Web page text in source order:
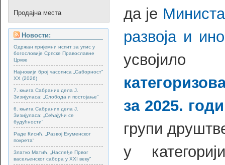
Продајна места
Новости:
Одржан пријемни испит за упис у
богословије Српске Православне
Цркве
Најновији број часописа „Саборност“
XX (2026)
7. књига Сабраних дела Ј.
Зизијуласа: „Слобода и постојање“
6. књига Сабраних дела Ј.
Зизијуласа: „Сећајући се
будућности“
Раде Кисић, „Развој Екуменског
покрета“
Златко Матић, „Наслеђе Првог
васељенског сабора у XXI веку“
да је
развоја и
за 2025.
групи
у